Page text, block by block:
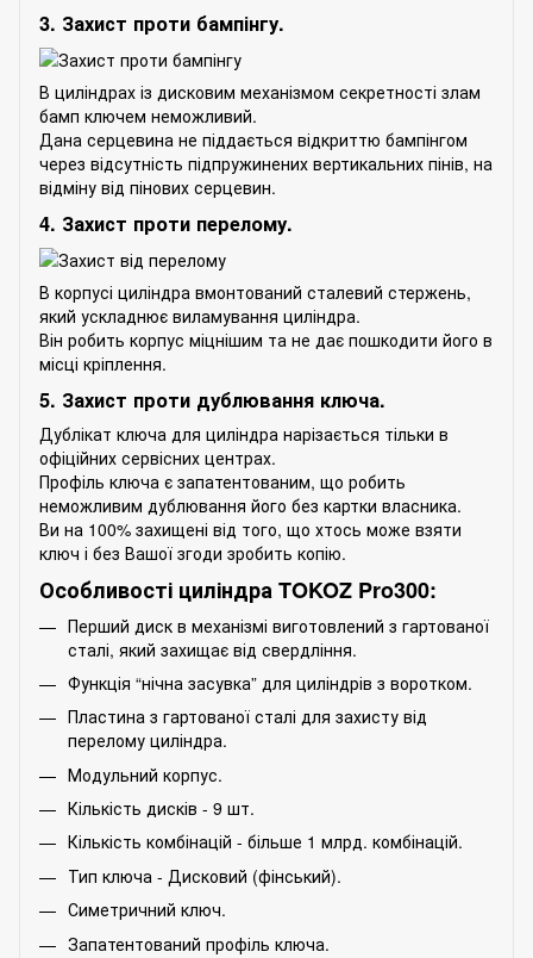
3. Захист проти бампінгу.
В циліндрах із дисковим механізмом секретності злам
бамп ключем неможливий.
Дана серцевина не піддається відкриттю бампінгом
через відсутність підпружинених вертикальних пінів, на
відміну від пінових серцевин.
4. Захист проти перелому.
В корпусі циліндра вмонтований сталевий стержень,
який ускладнює виламування циліндра.
Він робить корпус міцнішим та не дає пошкодити його в
місці кріплення.
5. Захист проти дублювання ключа.
Дублікат ключа для циліндра нарізається тільки в
офіційних сервісних центрах.
Профіль ключа є запатентованим, що робить
неможливим дублювання його без картки власника.
Ви на 100% захищені від того, що хтось може взяти
ключ і без Вашої згоди зробить копію.
Особливості циліндра TOKOZ Pro300:
Перший диск в механізмі виготовлений з гартованої
сталі, який захищає від свердління.
Функція “нічна засувка” для циліндрів з воротком.
Пластина з гартованої сталі для захисту від
перелому циліндра.
Модульний корпус.
Кількість дисків - 9 шт.
Кількість комбінацій - більше 1 млрд. комбінацій.
Тип ключа - Дисковий (фінський).
Симетричний ключ.
Запатентований профіль ключа.